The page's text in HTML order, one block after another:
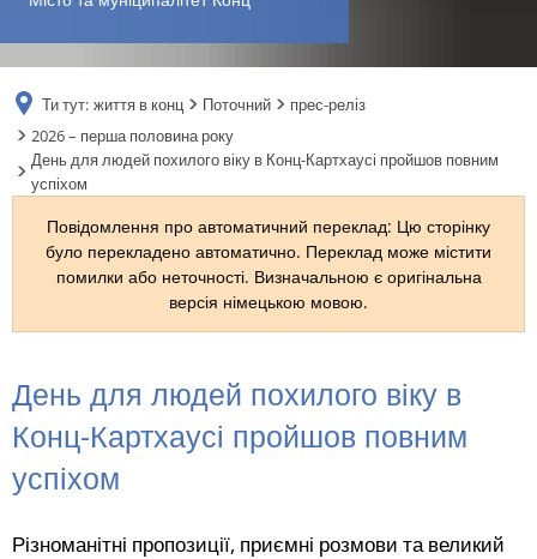
TR
UK
RU
Ти тут: життя в конц Поточний
прес-реліз
2026 – перша половина року
День для людей похилого віку в Конц-Картхаусі пройшов повним
успіхом
Повідомлення про автоматичний переклад: Цю сторінку
було перекладено автоматично. Переклад може містити
помилки або неточності. Визначальною є оригінальна
версія німецькою мовою.
День для людей похилого віку в
Конц-Картхаусі пройшов повним
успіхом
Різноманітні пропозиції, приємні розмови та великий